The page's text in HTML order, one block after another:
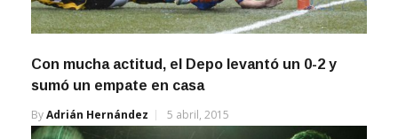
Con mucha actitud, el Depo levantó un 0-2 y
sumó un empate en casa
ByAdrián Hernández 5 abril, 2015